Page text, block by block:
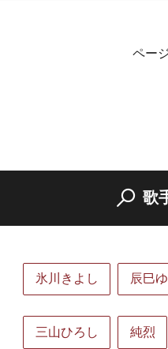
ペー
歌
氷川きよし 辰巳
三山ひろし 純烈